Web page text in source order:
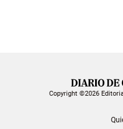
Copyright ©2026